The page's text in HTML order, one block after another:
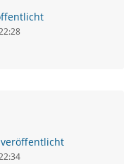
veröffentlicht